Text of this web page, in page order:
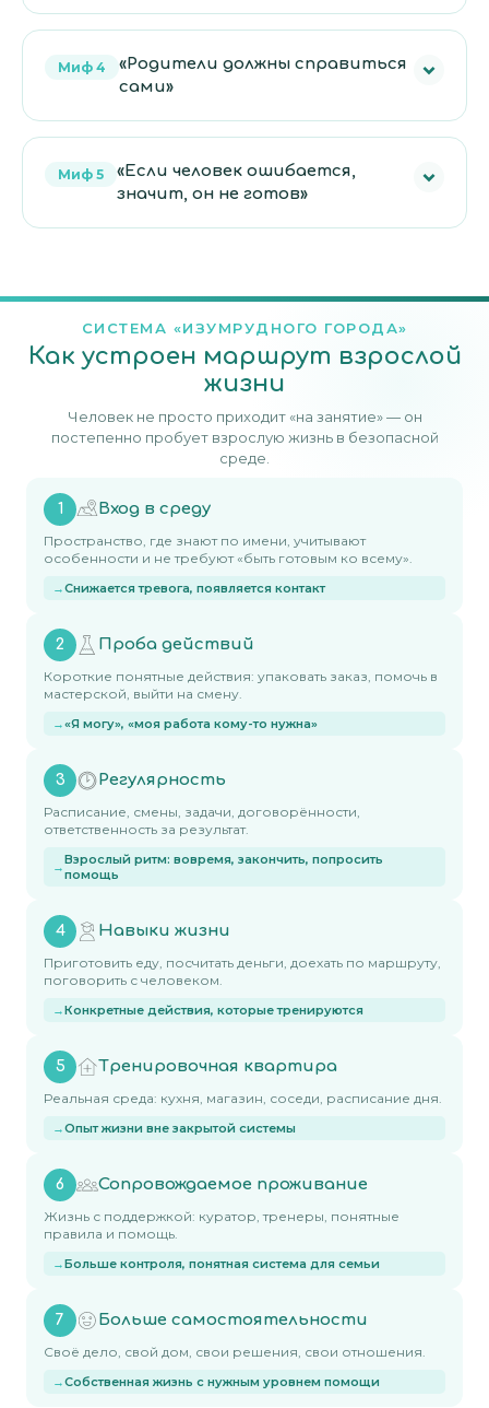
Работа даёт ответственность, расписание,
деньги, общение, статус и чувство «я нужен».
Миф 4
«Родители должны справиться
сами»
Один родитель не должен заменять собой
всю систему. Нужны специалисты, НКО,
Миф 5
«Если человек ошибается,
значит, он не готов»
рядом была безопасная среда, где можно
попробовать снова.
СИСТЕМА «ИЗУМРУДНОГО ГОРОДА»
Как устроен маршрут взрослой
жизни
Человек не просто приходит «на занятие» — он
постепенно пробует взрослую жизнь в безопасной
среде.
1 Вход в среду
Пространство, где знают по имени, учитывают
особенности и не требуют «быть готовым ко всему».
Снижается тревога, появляется контакт
2 Проба действий
Короткие понятные действия: упаковать заказ, помочь в
мастерской, выйти на смену.
«Я могу», «моя работа кому-то нужна»
3 Регулярность
Расписание, смены, задачи, договорённости,
ответственность за результат.
Взрослый ритм: вовремя, закончить, попросить
помощь
4 Навыки жизни
Приготовить еду, посчитать деньги, доехать по маршруту,
поговорить с человеком.
Конкретные действия, которые тренируются
5 Тренировочная квартира
Реальная среда: кухня, магазин, соседи, расписание дня.
Опыт жизни вне закрытой системы
6 Сопровождаемое проживание
Жизнь с поддержкой: куратор, тренеры, понятные
правила и помощь.
Больше контроля, понятная система для семьи
7 Больше самостоятельности
Своё дело, свой дом, свои решения, свои отношения.
Собственная жизнь с нужным уровнем помощи